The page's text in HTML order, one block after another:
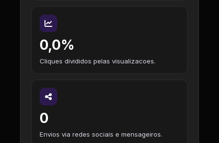
0,0%
Cliques divididos pelas visualizacoes.
0
Envios via redes sociais e mensageiros.